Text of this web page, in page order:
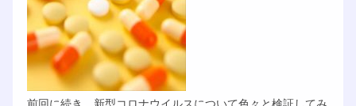
前回に続き、新型コロナウイルスについて色々と検証してみ